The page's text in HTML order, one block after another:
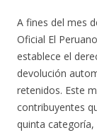
A fines del mes
Oficial El
establece el
devolución
retenidos. Este
contribuyentes
quinta categoría,